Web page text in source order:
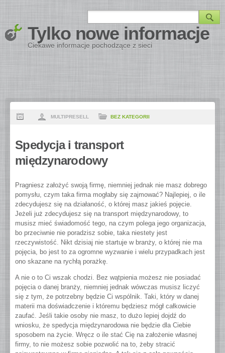
Tylko nowe informacje
Ciekawe informacje pochodzące z sieci
MULTIPRESELL BEZ KATEGORII
Spedycja i transport
międzynarodowy
Pragniesz założyć swoją firmę, niemniej jednak nie masz dobrego
pomysłu, czym taka firma mogłaby się zajmować? Najlepiej, o ile
zdecydujesz się na działaność, o której masz jakieś pojęcie.
Jeżeli już zdecydujesz się na transport międzynarodowy, to
musisz mieć świadomość tego, na czym polega jego organizacja,
bo przeciwnie nie poradzisz sobie, taka niestety jest
rzeczywistość. Nikt dzisiaj nie startuje w branży, o której nie ma
pojęcia, bo jest to za ogromne wyzwanie i wielu przypadkach jest
ono skazane na rychłą porażkę.
A nie o to Ci wszak chodzi. Bez wątpienia możesz nie posiadać
pojęcia o danej branży, niemniej jednak wówczas musisz liczyć
się z tym, że potrzebny będzie Ci wspólnik. Taki, który w danej
materii ma doświadczenie i któremu będziesz mógł całkowicie
zaufać. Jeśli takie osoby nie masz, to dużo lepiej dojdź do
wniosku, że spedycja międzynarodowa nie będzie dla Ciebie
sposobem na życie. Wręcz o ile stać Cię na założenie własnej
firmy, to nie możesz sobie pozwolić na to, żeby stracić